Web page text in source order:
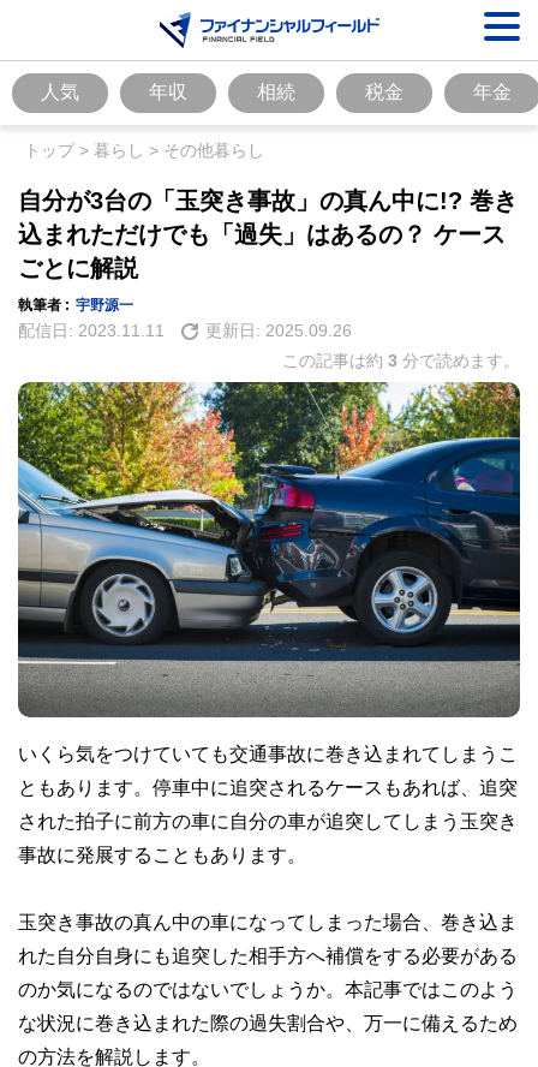
人気 年収 相続 税金 年金
トップ> 暮らし > その他暮らし
自分が3台の「玉突き事故」の真ん中に!? 巻き
込まれただけでも「過失」はあるの？ ケース
ごとに解説
執筆者 : 宇野源一
配信日: 2023.11.11 更新日: 2025.09.26
この記事は約 3 分で読めます。
いくら気をつけていても交通事故に巻き込まれてしまうこ
ともあります。停車中に追突されるケースもあれば、追突
された拍子に前方の車に自分の車が追突してしまう玉突き
事故に発展することもあります。
玉突き事故の真ん中の車になってしまった場合、巻き込ま
れた自分自身にも追突した相手方へ補償をする必要がある
のか気になるのではないでしょうか。本記事ではこのよう
な状況に巻き込まれた際の過失割合や、万一に備えるため
の方法を解説します。